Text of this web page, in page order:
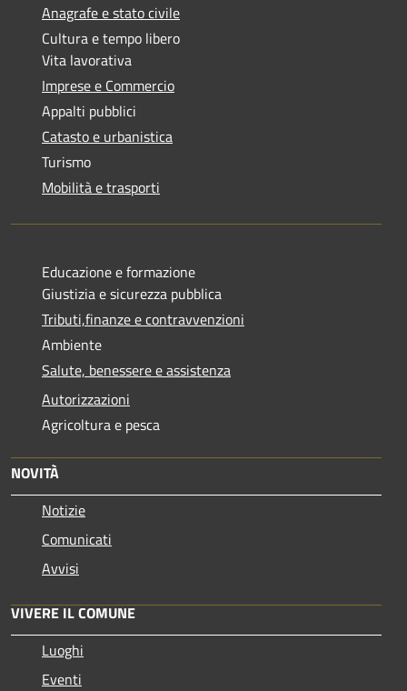
Anagrafe e stato civile
Cultura e tempo libero
Vita lavorativa
Imprese e Commercio
Appalti pubblici
Catasto e urbanistica
Turismo
Mobilità e trasporti
Educazione e formazione
Giustizia e sicurezza pubblica
Tributi,finanze e contravvenzioni
Ambiente
Salute, benessere e assistenza
Autorizzazioni
Agricoltura e pesca
NOVITÀ
Notizie
Comunicati
Avvisi
VIVERE IL COMUNE
Luoghi
Eventi